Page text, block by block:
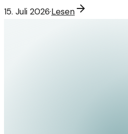
15. Juli 2026·Lesen